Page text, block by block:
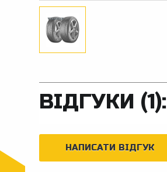
ВІДГУКИ (1):
НАПИСАТИ ВІДГУК